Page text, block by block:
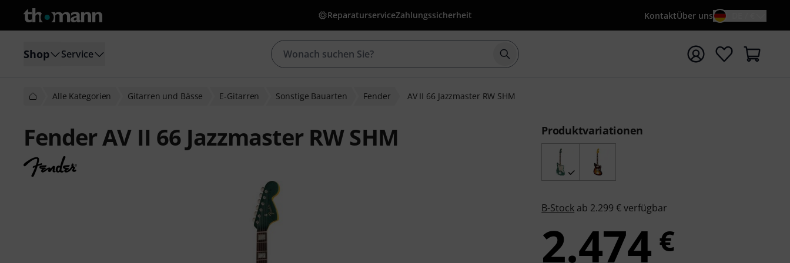
ReparaturserviceZahlungssicherheit KontaktÜber uns
Shop Service Suche mit Suchwort {searchTerm} starten
Alle Kategorien Gitarren und Bässe E-Gitarren Sonstige Bauarten Fender AV II 66 Jazzmaster RW SHM
Fender AV II 66 Jazzmaster RW SHM Produktvariationen
B-Stock ab 2.299 € verfügbar
2.474 €